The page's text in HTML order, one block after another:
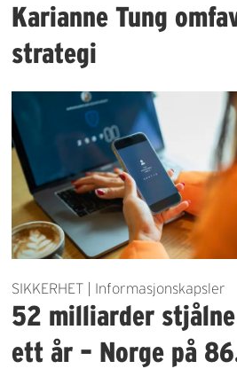
Karianne Tung
strategi
SIKKERHET | Informasjonskapsler
52 milliarder
ett år – Norge på